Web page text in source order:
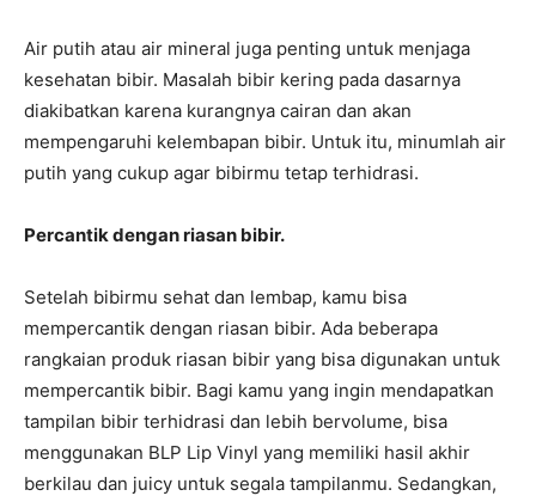
Air putih atau air mineral juga penting untuk menjaga
kesehatan bibir. Masalah bibir kering pada dasarnya
diakibatkan karena kurangnya cairan dan akan
mempengaruhi kelembapan bibir. Untuk itu, minumlah air
putih yang cukup agar bibirmu tetap terhidrasi.
Percantik dengan riasan bibir.
Setelah bibirmu sehat dan lembap, kamu bisa
mempercantik dengan riasan bibir. Ada beberapa
rangkaian produk riasan bibir yang bisa digunakan untuk
mempercantik bibir. Bagi kamu yang ingin mendapatkan
tampilan bibir terhidrasi dan lebih bervolume, bisa
menggunakan BLP Lip Vinyl yang memiliki hasil akhir
berkilau dan juicy untuk segala tampilanmu. Sedangkan,